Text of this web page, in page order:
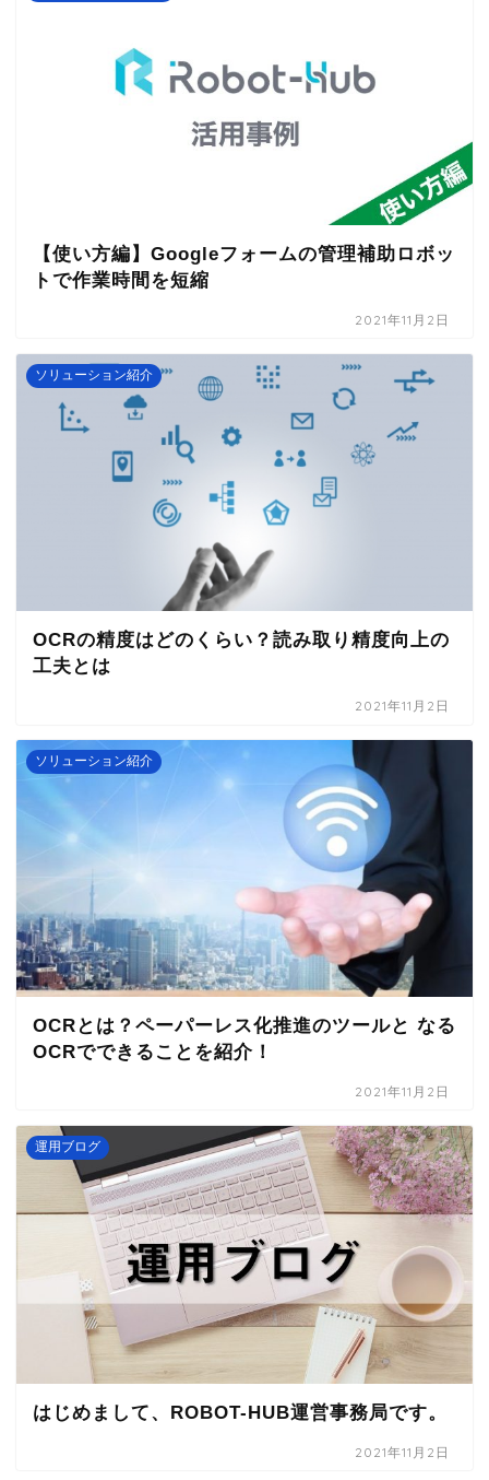
【使い方編】Googleフォームの管理補助ロボッ
トで作業時間を短縮
2021年11月2日
ソリューション紹介
OCRの精度はどのくらい？読み取り精度向上の
工夫とは
2021年11月2日
ソリューション紹介
OCRとは？ペーパーレス化推進のツールと なる
OCRでできることを紹介！
2021年11月2日
運用ブログ
はじめまして、ROBOT-HUB運営事務局です。
2021年11月2日